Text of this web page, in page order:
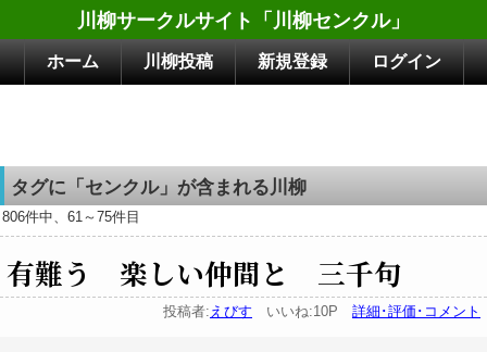
川柳サークルサイト「川柳センクル」
ホーム 川柳投稿 新規登録 ログイン
タグに「センクル」が含まれる川柳
806件中、61～75件目
有難う 楽しい仲間と 三千句
投稿者: えびす いいね:10P 詳細･評価･コメント